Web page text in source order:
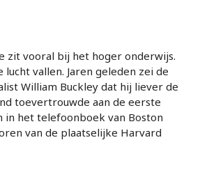
zit vooral bij het hoger onderwijs.
vallen. Jaren geleden zei de
William Buckley dat hij liever de
toevertrouwde aan de eerste
in het telefoonboek van Boston
van de plaatselijke Harvard